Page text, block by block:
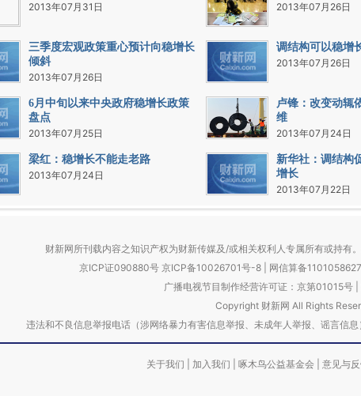
2013年07月31日
2013年07月26日
三季度宏观政策重心预计向稳增长
倾斜
2013年07月26日
调结构可以稳增
2013年07月26日
6月中旬以来中央政府稳增长政策
盘点
2013年07月25日
卢锋：改变动辄
维
2013年07月24日
梁红：稳增长不能走老路
2013年07月24日
新华社：调结构
增长
2013年07月22日
财新网所刊载内容之知识产权为财新传媒及/或相关权利人专属所有或持有
京ICP证090880号 京ICP备10026701号-8 网信算备
广播电视节目制作经营许可证：京第01015号|
Copyright 财新网 All Rights
违法和不良信息举报电话（涉网络暴力有害信息举报、未成年人举报、谣言
关于我们 加入我们 啄木鸟公益基金会 意见与